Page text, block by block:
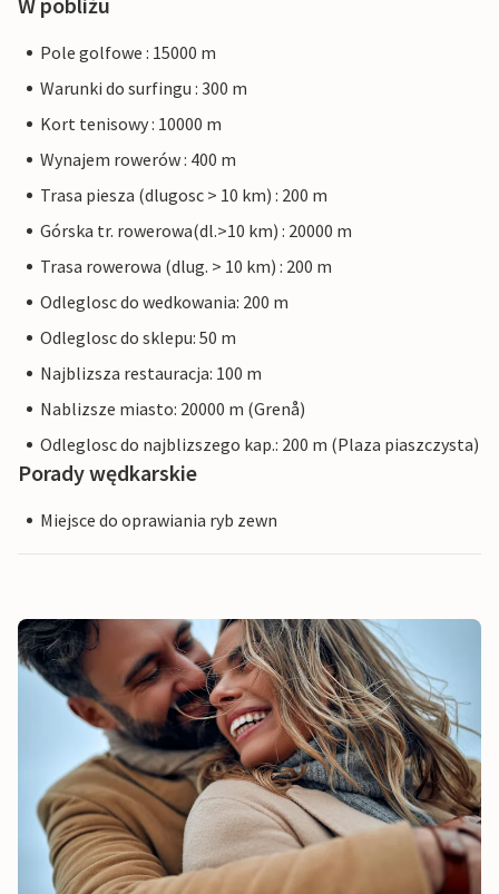
Pole golfowe : 15000 m
Warunki do surfingu : 300 m
Kort tenisowy : 10000 m
Wynajem rowerów : 400 m
Trasa piesza (dlugosc > 10 km) : 200 m
Górska tr. rowerowa(dl.>10 km) : 20000 m
Trasa rowerowa (dlug. > 10 km) : 200 m
Odleglosc do wedkowania: 200 m
Odleglosc do sklepu: 50 m
Najblizsza restauracja: 100 m
Nablizsze miasto: 20000 m (Grenå)
Odleglosc do najblizszego kap.: 200 m (Plaza piaszczysta)
Porady wędkarskie
Miejsce do oprawiania ryb zewn